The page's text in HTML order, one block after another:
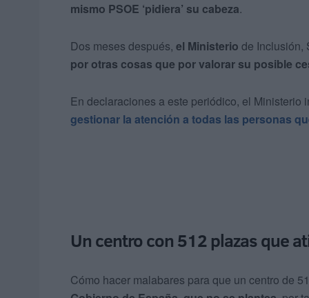
mismo PSOE ‘pidiera’ su cabeza.
Dos meses después, el Ministerio de Inclusión,
por otras cosas que por valorar su posible
En declaraciones a este periódico, el Ministerio
gestionar la atención a todas las personas
Un centro con 512 plazas que
Cómo hacer malabares para que un centro de